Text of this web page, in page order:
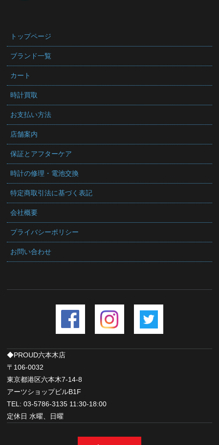
トップページ
ブランド一覧
カート
時計買取
お支払い方法
店舗案内
保証とアフターケア
時計の修理・電池交換
特定商取引法に基づく表記
会社概要
プライバシーポリシー
お問い合わせ
◆PROUD六本木店
〒106-0032
東京都港区六本木7-14-8
アーツショップビルB1F
TEL: 03-5786-3135 11:30-18:00
定休日 水曜、日曜